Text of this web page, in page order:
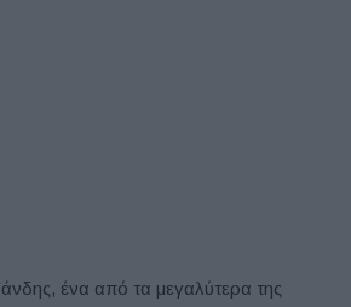
ένα από τα μεγαλύτερα της